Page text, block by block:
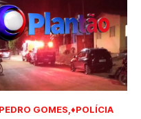
GOMES ♦POLÍCIA